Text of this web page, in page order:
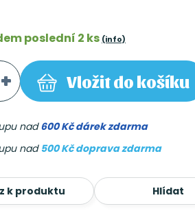
poslední 2 ks (info)
Vložitdo košíku
nad600 Kč dárek zdarma
nad 500 Kč doprava zdarma
k produktu Hlídat